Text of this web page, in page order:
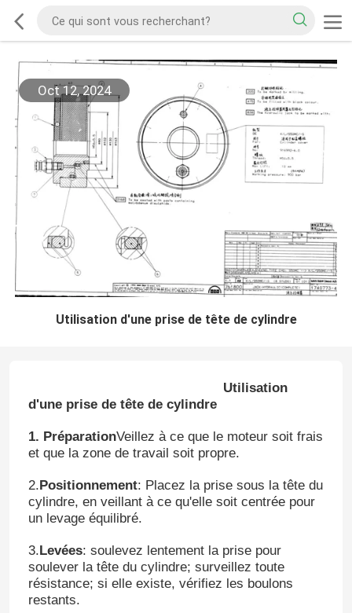
Oct 12, 2024
Utilisation d'une prise de tête de cylindre
Utilisation
d'une prise de tête de cylindre
1. PréparationVeillez à ce que le moteur soit frais
et que la zone de travail soit propre.
2.Positionnement: Placez la prise sous la tête du
cylindre, en veillant à ce qu'elle soit centrée pour
un levage équilibré.
3.Levées: soulevez lentement la prise pour
soulever la tête du cylindre; surveillez toute
résistance; si elle existe, vérifiez les boulons
restants.